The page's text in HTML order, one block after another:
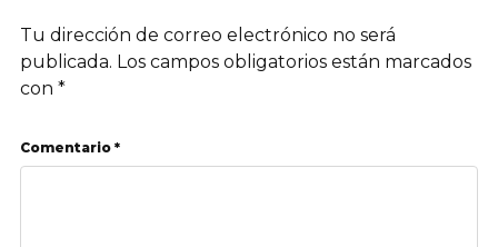
Tu dirección de correo electrónico no será
publicada. Los campos obligatorios están marcados
con *
Comentario *